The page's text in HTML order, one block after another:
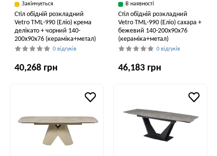
Закінчується
Стіл обідній розкладний
Vetro TML-990 (Еліо) крема
делікато + чорний 140-
200x90x76 (кераміка+метал)
0 відгуків
40,268 грн
В наявності
Стіл обідній розкладний
Vetro ТМL-990 (Еліо) сахара +
бежевий 140-200x90x76
(кераміка+метал)
0 відгуків
46,183 грн